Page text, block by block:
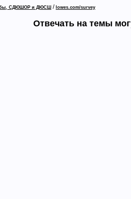
СДЮШОР и ДЮСШ / lowes.com/survey
Отвечать на темы